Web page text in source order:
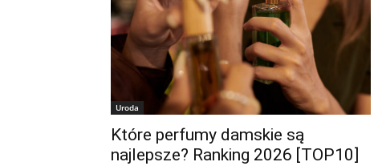
Uroda
Które perfumy damskie są
najlepsze? Ranking 2026 [TOP10]